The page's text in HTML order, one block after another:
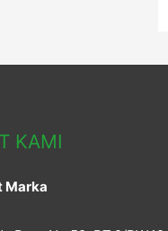
KAMI
Marka